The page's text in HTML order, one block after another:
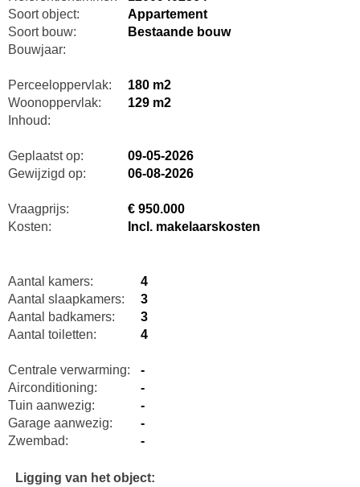
Soort object:
Appartement
Soort bouw:
Bestaande bouw
Bouwjaar:
Perceeloppervlak:
180 m2
Woonoppervlak:
129 m2
Inhoud:
Geplaatst op:
09-05-2026
Gewijzigd op:
06-08-2026
Vraagprijs:
€ 950.000
Kosten:
Incl. makelaarskosten
Aantal kamers:
4
Aantal slaapkamers:
3
Aantal badkamers:
3
Aantal toiletten:
4
Centrale verwarming:
-
Airconditioning:
-
Tuin aanwezig:
-
Garage aanwezig:
-
Zwembad:
-
Ligging van het object: